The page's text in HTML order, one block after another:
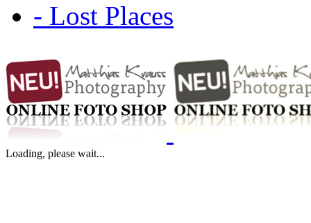
- Lost Places
Loading, please wait...